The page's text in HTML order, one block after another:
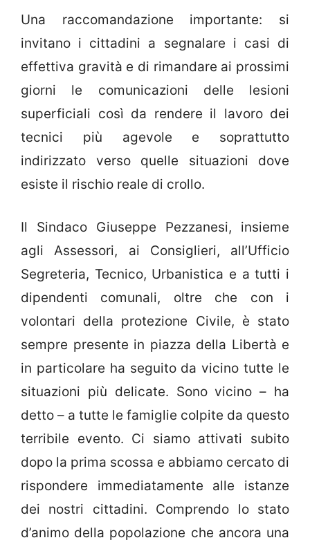
Una raccomandazione importante: si
invitano i cittadini a segnalare i casi di
effettiva gravità e di rimandare ai prossimi
giorni le comunicazioni delle lesioni
superficiali così da rendere il lavoro dei
tecnici più agevole e soprattutto
indirizzato verso quelle situazioni dove
esiste il rischio reale di crollo.
Il Sindaco Giuseppe Pezzanesi, insieme
agli Assessori, ai Consiglieri, all’Ufficio
Segreteria, Tecnico, Urbanistica e a tutti i
dipendenti comunali, oltre che con i
volontari della protezione Civile, è stato
sempre presente in piazza della Libertà e
in particolare ha seguito da vicino tutte le
situazioni più delicate. Sono vicino – ha
detto – a tutte le famiglie colpite da questo
terribile evento. Ci siamo attivati subito
dopo la prima scossa e abbiamo cercato di
rispondere immediatamente alle istanze
dei nostri cittadini. Comprendo lo stato
d’animo della popolazione che ancora una